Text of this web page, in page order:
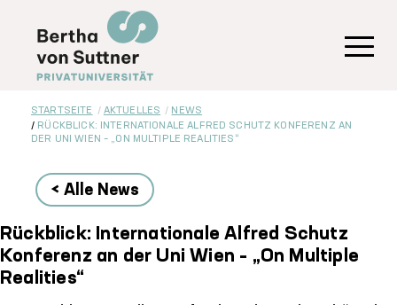
Inhalt
STARTSEITE AKTUELLES
NEWS
RÜCKBLICK: INTERNATIONALE ALFRED SCHUTZ KONFERENZ AN
DER UNI WIEN – „ON MULTIPLE REALITIES“
< Alle News
Rückblick: Internationale Alfred Schutz
Konferenz an der Uni Wien – „On Multiple
Realities“